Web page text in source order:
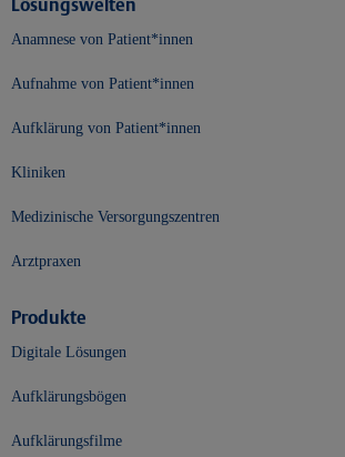
Anamnese von Patient*innen
Aufnahme von Patient*innen
Aufklärung von Patient*innen
Kliniken
Medizinische Versorgungszentren
Arztpraxen
Produkte
Digitale Lösungen
Aufklärungsbögen
Aufklärungsfilme